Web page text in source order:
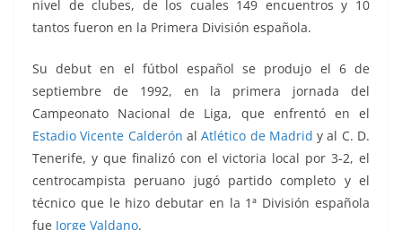
nivel de clubes, de los cuales 149 encuentros y 10
tantos fueron en la Primera División española.
Su debut en el fútbol español se produjo el 6 de
septiembre de 1992, en la primera jornada del
Campeonato Nacional de Liga, que enfrentó en el
Estadio Vicente Calderón alAtlético de Madrid y al C. D.
Tenerife, y que finalizó con el victoria local por 3-2, el
centrocampista peruano jugó partido completo y el
técnico que le hizo debutar en la 1ª División española
fue Jorge Valdano.